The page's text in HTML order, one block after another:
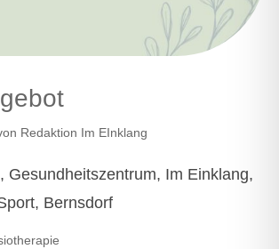
Redaktion Im EInklang
Gesundheitszentrum, Im Einklang,
Bernsdorf